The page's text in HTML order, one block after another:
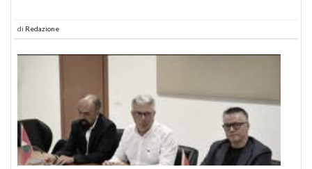
di Redazione